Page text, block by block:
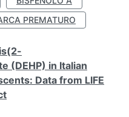
PREMATURO
(DEHP) in Italian
Data from LIFE